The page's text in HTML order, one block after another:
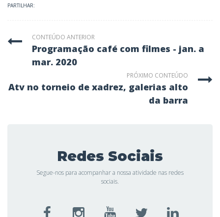
PARTILHAR:
CONTEÚDO ANTERIOR
programação café com filmes - jan. a
mar. 2020
PRÓXIMO CONTEÚDO
atv no torneio de xadrez, galerias alto
da barra
Redes Sociais
Segue-nos para acompanhar a nossa atividade nas redes
sociais.